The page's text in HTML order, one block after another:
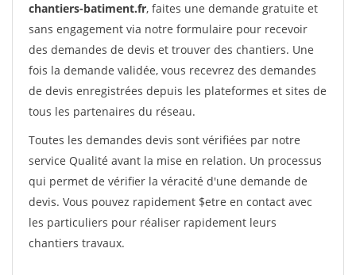
chantiers-batiment.fr, faites une demande gratuite et
sans engagement via notre formulaire pour recevoir
des demandes de devis et trouver des chantiers. Une
fois la demande validée, vous recevrez des demandes
de devis enregistrées depuis les plateformes et sites de
tous les partenaires du réseau.
Toutes les demandes devis sont vérifiées par notre
service Qualité avant la mise en relation. Un processus
qui permet de vérifier la véracité d'une demande de
devis. Vous pouvez rapidement $etre en contact avec
les particuliers pour réaliser rapidement leurs
chantiers travaux.